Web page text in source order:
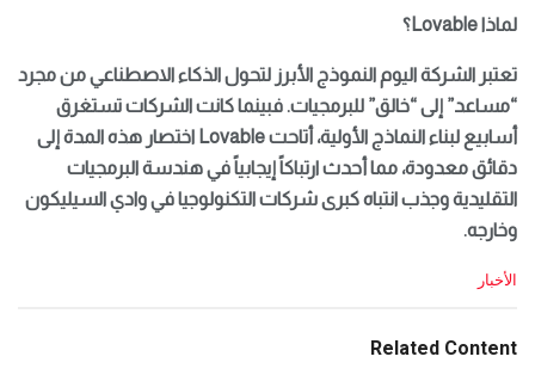
لماذا Lovable؟
تعتبر الشركة اليوم النموذج الأبرز لتحول الذكاء الاصطناعي من مجرد
“مساعد” إلى “خالق” للبرمجيات. فبينما كانت الشركات تستغرق
أسابيع لبناء النماذج الأولية، أتاحت Lovable اختصار هذه المدة إلى
دقائق معدودة، مما أحدث ارتباكاً إيجابياً في هندسة البرمجيات
التقليدية وجذب انتباه كبرى شركات التكنولوجيا في وادي السيليكون
وخارجه.
C
e
الأخبار
Related Content